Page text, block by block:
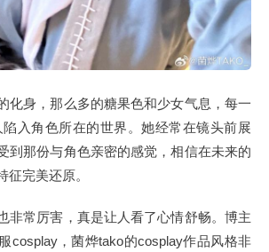
化身，那么多的糖果色和少女气息，每一
入角色所在的世界。她经常在镜头前展
到那份与角色亲密的感觉，相信在未来的
征完美还原。
非常厉害，真是让人看了心情舒畅。博主
cosplay，菌烨tako的cosplay作品风格非